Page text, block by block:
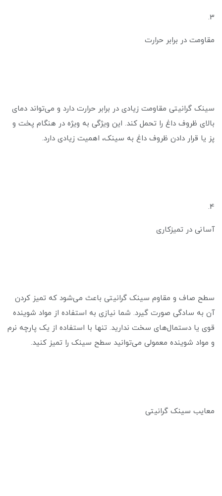
3.
مقاومت در برابر حرارت
سینک گرانیتی مقاومت زیادی در برابر حرارت دارد و می‌تواند دمای
بالای ظروف داغ را تحمل کند. این ویژگی به ویژه در هنگام پخت و
پز یا قرار دادن ظروف داغ به سینک، اهمیت زیادی دارد.
4.
آسانی در تمیزکاری
سطح صاف و مقاوم سینک گرانیتی باعث می‌شود که تمیز کردن
آن به سادگی صورت گیرد. شما نیازی به استفاده از مواد شوینده
قوی یا دستمال‌های سخت ندارید. تنها با استفاده از یک پارچه نرم
و مواد شوینده معمولی می‌توانید سطح سینک را تمیز کنید.
معایب سینک گرانیتی